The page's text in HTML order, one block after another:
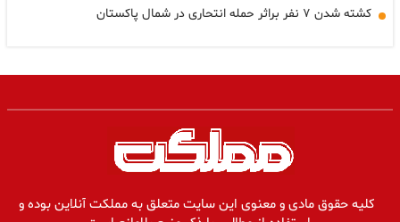
کشته شدن ۷ نفر براثر حمله انتحاری در شمال پاکستان
کلیه حقوق مادی و معنوی این سایت متعلق به مملکت آنلاین بوده و